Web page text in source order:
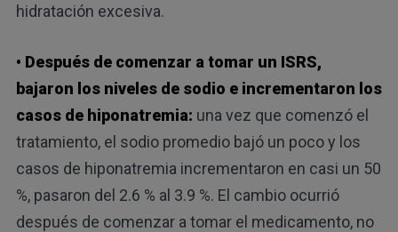
hidratación excesiva.
• Después de comenzar a tomar un ISRS,
bajaron los niveles de sodio e incrementaron los
casos de hiponatremia: una vez que comenzó el
tratamiento, el sodio promedio bajó un poco y los
casos de hiponatremia incrementaron en casi un 50
%, pasaron del 2.6 % al 3.9 %. El cambio ocurrió
después de comenzar a tomar el medicamento, no